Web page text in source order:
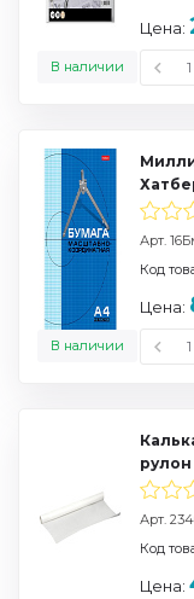
В наличии
Цена:
Арт.
В наличии
Код
Цена:
рулон
Арт.
Код
Цена: